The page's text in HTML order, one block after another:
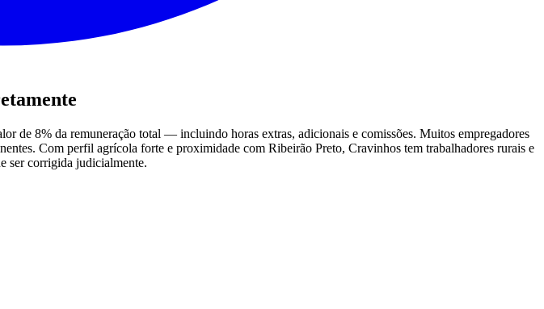
de 8% da remuneração total — incluindo horas extras, adicionais e comissões. Muitos empregadores
Com perfil agrícola forte e proximidade com Ribeirão Preto, Cravinhos tem trabalhadores rurais e
ser corrigida judicialmente.